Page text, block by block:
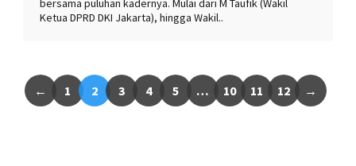
Ketua DPRD DKI Jakarta), hingga Wakil..
← 1 2 3 4 5 … 10 11 12 →